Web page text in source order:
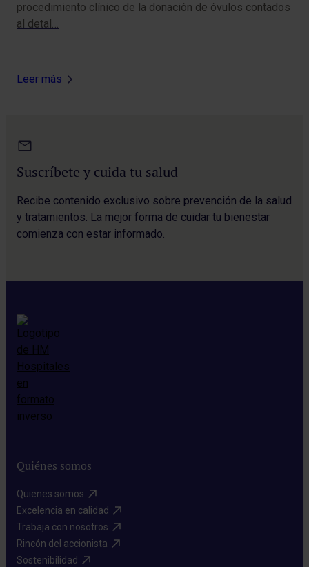
procedimiento clínico de la donación de óvulos contados
al detal…
Leer más
Suscríbete y cuida tu salud
Recibe contenido exclusivo sobre prevención de la salud
y tratamientos. La mejor forma de cuidar tu bienestar
comienza con estar informado.
Quiénes somos
Quienes somos​
Excelencia en calidad​
Trabaja con nosotros​
Rincón del accionista​
Sostenibilidad​